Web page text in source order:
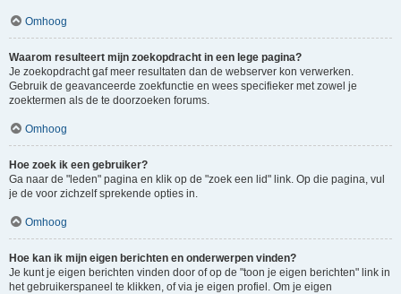
Omhoog
Waarom resulteert mijn zoekopdracht in een lege pagina?
Je zoekopdracht gaf meer resultaten dan de webserver kon verwerken.
Gebruik de geavanceerde zoekfunctie en wees specifieker met zowel je
zoektermen als de te doorzoeken forums.
Omhoog
Hoe zoek ik een gebruiker?
Ga naar de "leden" pagina en klik op de "zoek een lid" link. Op die pagina, vul
je de voor zichzelf sprekende opties in.
Omhoog
Hoe kan ik mijn eigen berichten en onderwerpen vinden?
Je kunt je eigen berichten vinden door of op de "toon je eigen berichten" link in
het gebruikerspaneel te klikken, of via je eigen profiel. Om je eigen